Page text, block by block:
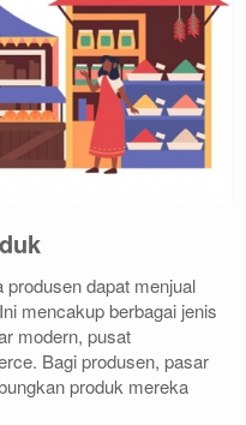
dapat menjual
mencakup berbagai jenis
modern, pusat
Bagi produsen, pasar
produk mereka